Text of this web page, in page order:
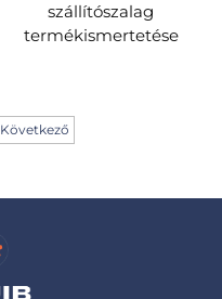
szállítószalag
termékismertetése
Következő